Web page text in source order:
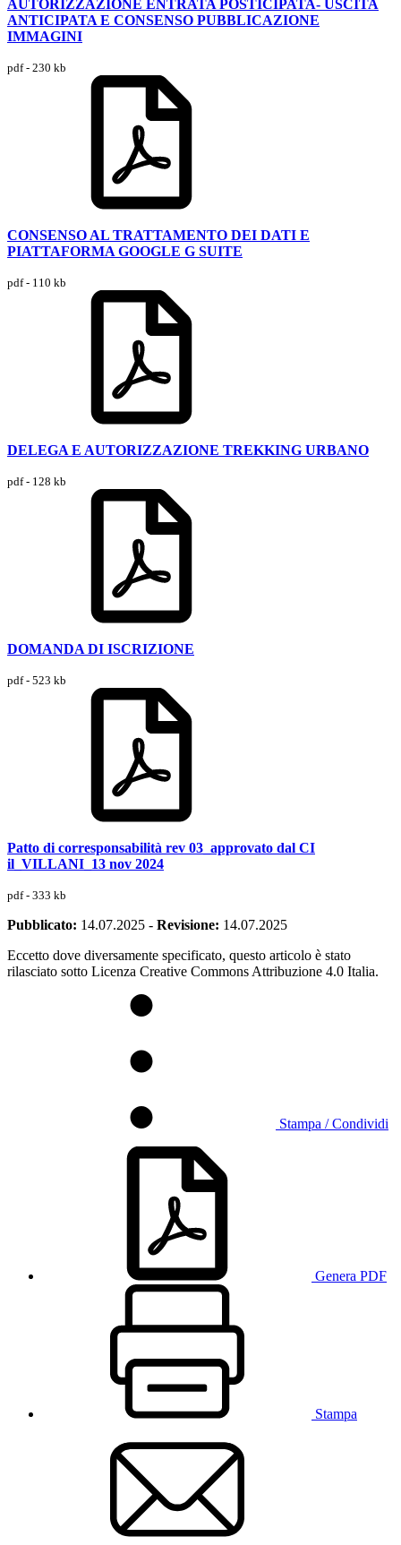
AUTORIZZAZIONE ENTRATA POSTICIPATA- USCITA
ANTICIPATA E CONSENSO PUBBLICAZIONE
IMMAGINI
pdf - 230 kb
CONSENSO AL TRATTAMENTO DEI DATI E
PIATTAFORMA GOOGLE G SUITE
pdf - 110 kb
DELEGA E AUTORIZZAZIONE TREKKING URBANO
pdf - 128 kb
DOMANDA DI ISCRIZIONE
pdf - 523 kb
Patto di corresponsabilità rev 03_approvato dal CI
il_VILLANI_13 nov 2024
pdf - 333 kb
Pubblicato: 14.07.2025 - Revisione: 14.07.2025
Eccetto dove diversamente specificato, questo articolo è stato
rilasciato sotto Licenza Creative Commons Attribuzione 4.0 Italia.
Stampa / Condividi
Genera PDF
Stampa